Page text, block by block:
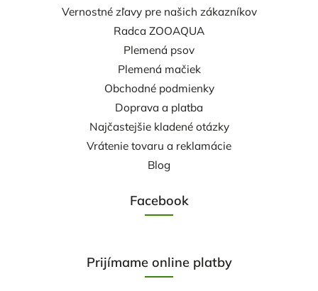
Vernostné zľavy pre našich zákazníkov
Radca ZOOAQUA
Plemená psov
Plemená mačiek
Obchodné podmienky
Doprava a platba
Najčastejšie kladené otázky
Vrátenie tovaru a reklamácie
Blog
Facebook
Prijímame online platby